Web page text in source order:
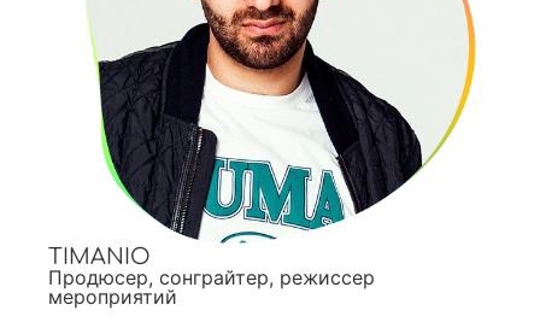
TIMANIO
Продюсер, сонграйтер, режиссер
мероприятий